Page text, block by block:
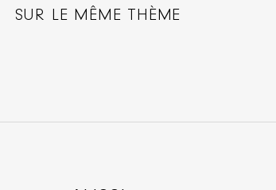
SUR LE MÊME THÈME